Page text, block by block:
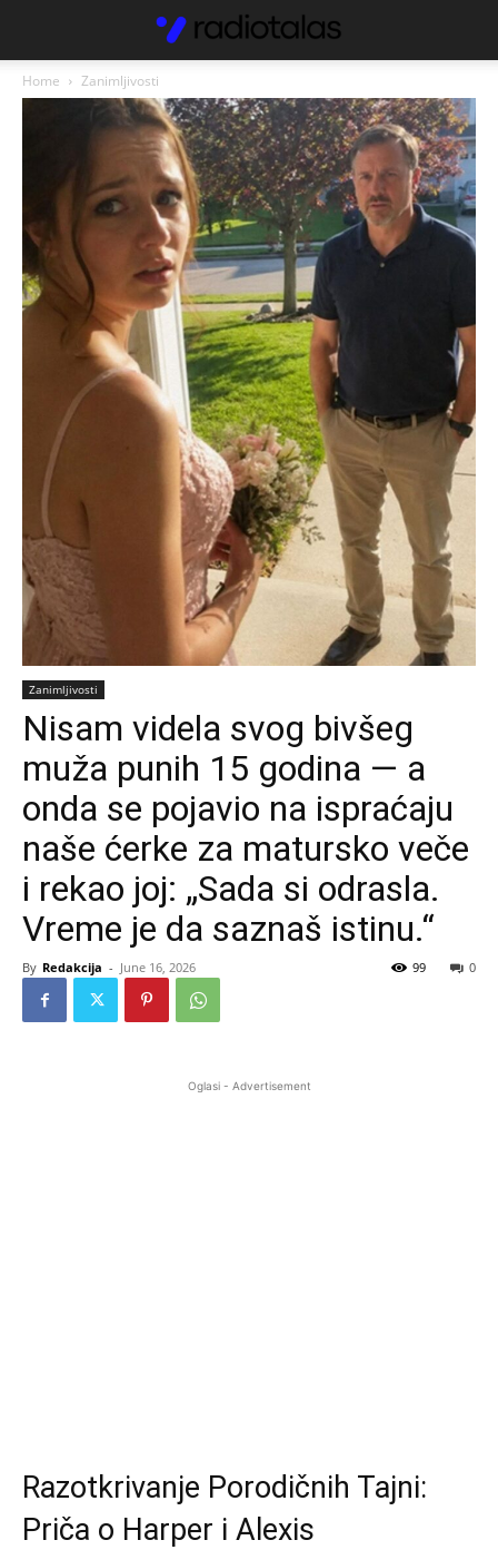
Home Zanimljivosti
Zanimljivosti
Nisam videla svog bivšeg
muža punih 15 godina — a
onda se pojavio na ispraćaju
naše ćerke za matursko veče
i rekao joj: „Sada si odrasla.
Vreme je da saznaš istinu.“
By Redakcija - June 16, 2026 0
99
Oglasi - Advertisement
Razotkrivanje Porodičnih Tajni:
Priča o Harper i Alexis